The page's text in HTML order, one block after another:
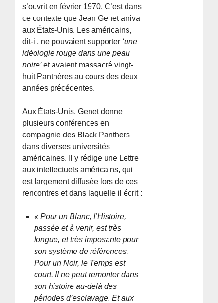
s’ouvrit en février 1970. C’est dans
ce contexte que Jean Genet arriva
aux États-Unis. Les américains,
dit-il, ne pouvaient supporter ‘une
idéologie rouge dans une peau
noire’et avaient massacré vingt-
huit Panthères au cours des deux
années précédentes.
Aux États-Unis, Genet donne
plusieurs conférences en
compagnie des Black Panthers
dans diverses universités
américaines. Il y rédige une Lettre
aux intellectuels américains, qui
est largement diffusée lors de ces
rencontres et dans laquelle il écrit :
« Pour un Blanc, I’Histoire,
passée et à venir, est très
longue, et très imposante pour
son système de références.
Pour un Noir, le Temps est
court. II ne peut remonter dans
son histoire au-delà des
périodes d’esclavage. Et aux